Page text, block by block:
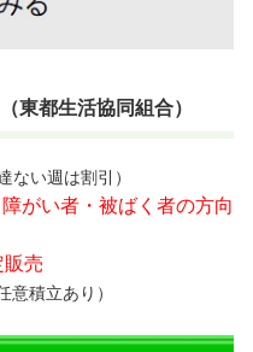
東都生活協同組合）
ない週は割引）
がい者・被ばく者の方向
販売
積立あり）